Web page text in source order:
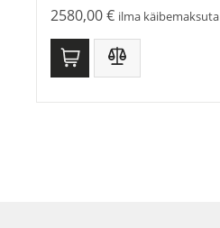
2580,00€ ilma käibemaksuta